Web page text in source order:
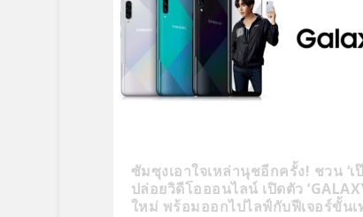
ซัมซุงเอาใจเหล่านุชอีกครั้ง! ชวน ‘เ
ปล่อยวิดีโอออนไลน์ เปิดตัว
ใหม่ พร้อมออกไปไลฟ์กับฟีเจอร์ขั้นเ